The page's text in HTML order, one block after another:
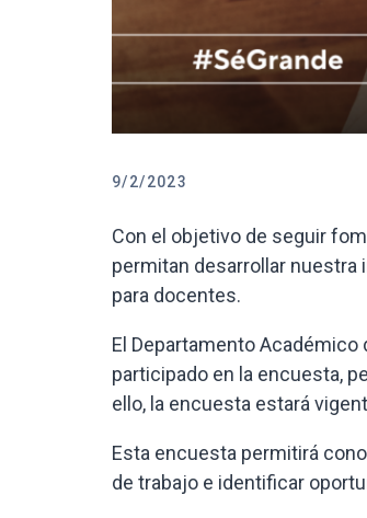
9/2/2023
Con el objetivo de seguir
permitan desarrollar nuestra
para docentes.
El Departamento
participado en la encuesta,
ello, la encuesta estará
Esta encuesta permitirá
de trabajo e identificar